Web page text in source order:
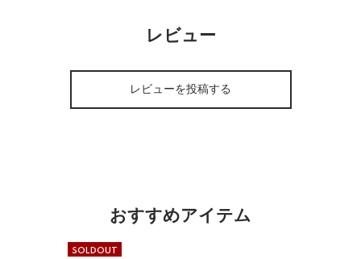
レビュー
レビューを投稿する
おすすめアイテム
SOLDOUT